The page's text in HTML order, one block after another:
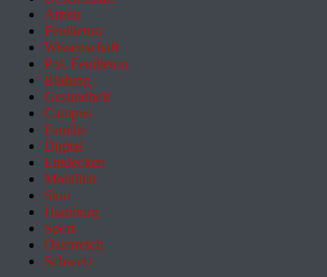
Arbeit
Feuilleton
Wissenschaft
Pol. Feuilleton
Bildung
Gesundheit
Campus
Familie
Digital
Entdecken
Mobilität
Sinn
Hamburg
Sport
Österreich
Schweiz